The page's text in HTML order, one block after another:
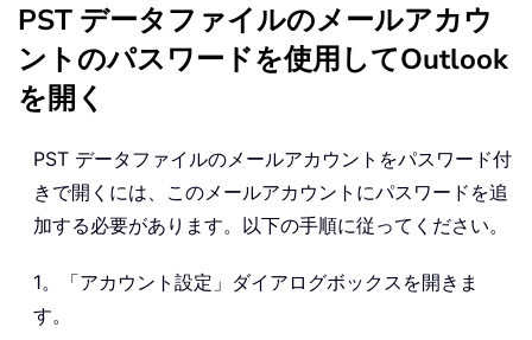
PST データファイルのメールアカウ
ントのパスワードを使用してOutlook
を開く
PST データファイルのメールアカウントをパスワード付
きで開くには、このメールアカウントにパスワードを追
加する必要があります。以下の手順に従ってください。
1。「アカウント設定」ダイアログボックスを開きま
す。